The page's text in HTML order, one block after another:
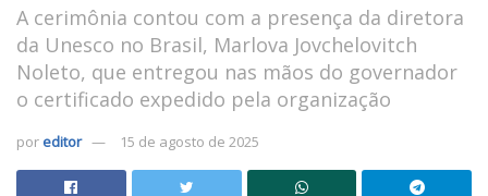
A cerimônia contou com a presença da diretora
da Unesco no Brasil, Marlova Jovchelovitch
Noleto, que entregou nas mãos do governador
o certificado expedido pela organização
por editor 15 de agosto de 2025